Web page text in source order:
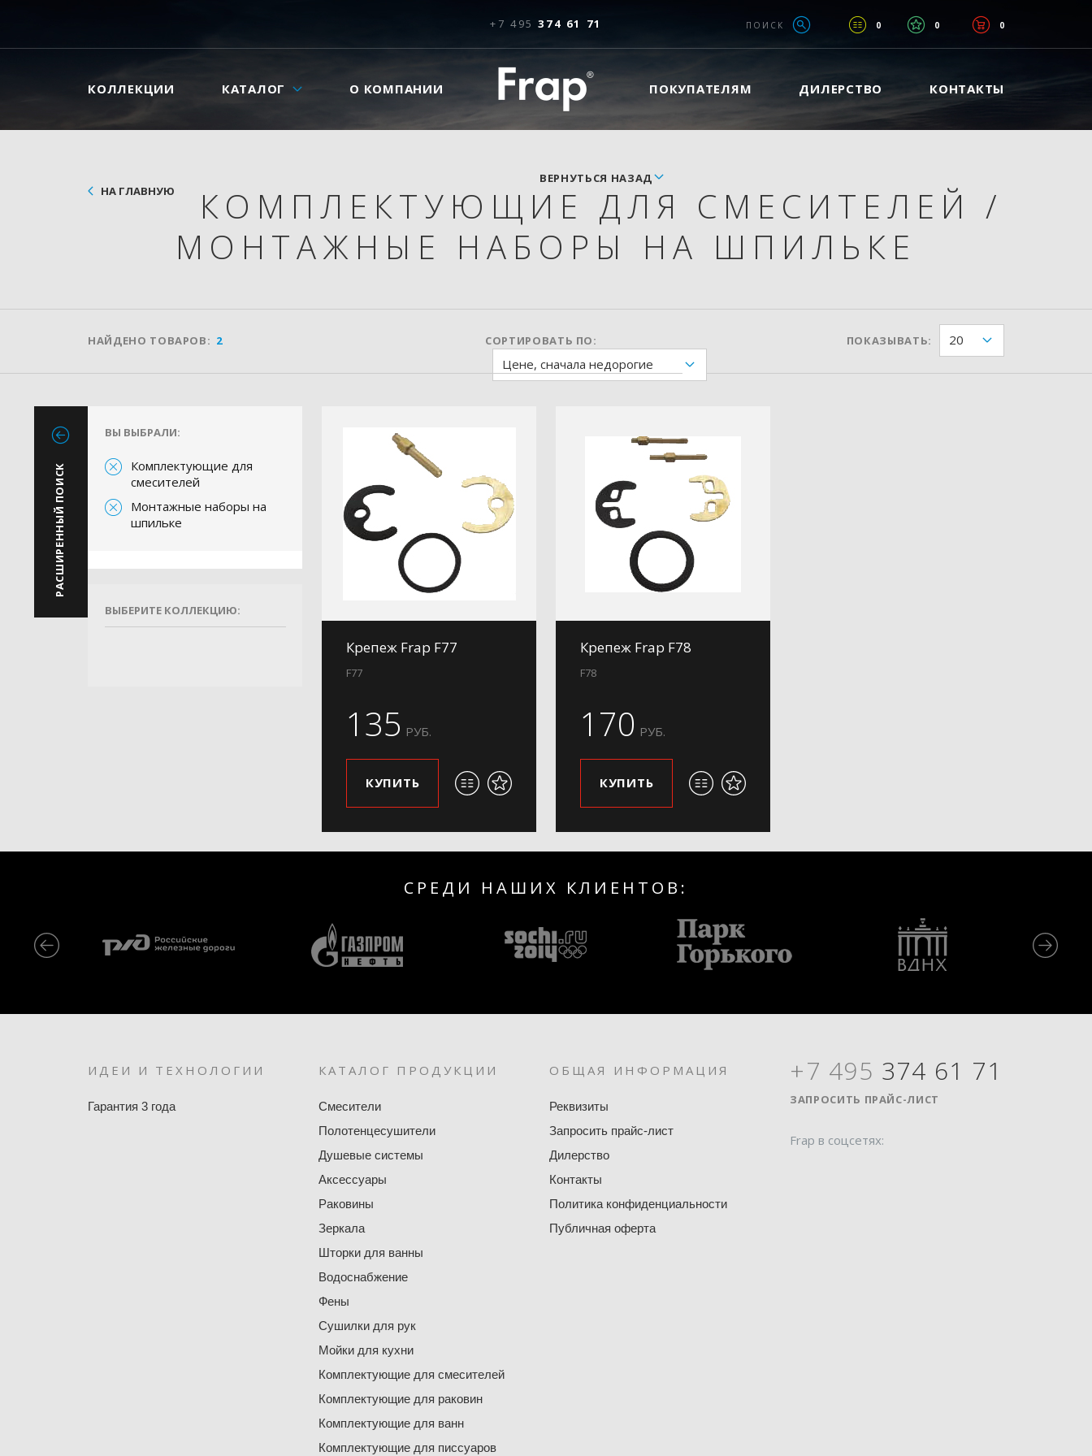
+7 495 374 61 71 0 0 0
ПОИСК
КОЛЛЕКЦИИ КАТАЛОГ О КОМПАНИИ ПОКУПАТЕЛЯМ ДИЛЕРСТВО КОНТАКТЫ
НА ГЛАВНУЮ
ВЕРНУТЬСЯ НАЗАД
КОМПЛЕКТУЮЩИЕ ДЛЯ СМЕСИТЕЛЕЙ /
МОНТАЖНЫЕ НАБОРЫ НА ШПИЛЬКЕ
НАЙДЕНО ТОВАРОВ: 2 СОРТИРОВАТЬ ПО:
Цене, сначала недорогие
ПОКАЗЫВАТЬ: 20
РАСШИРЕННЫЙ ПОИСК
ВЫ ВЫБРАЛИ:
Комплектующие для
смесителей
Монтажные наборы на
шпильке
ВЫБЕРИТЕ КОЛЛЕКЦИЮ:
Крепеж Frap F77
F77
135 РУБ.
КУПИТЬ
Крепеж Frap F78
F78
170 РУБ.
КУПИТЬ
СРЕДИ НАШИХ КЛИЕНТОВ:
ИДЕИ И ТЕХНОЛОГИИ
Гарантия 3 года
КАТАЛОГ ПРОДУКЦИИ
Смесители
Полотенцесушители
Душевые системы
Аксессуары
Раковины
Зеркала
Шторки для ванны
Водоснабжение
Фены
Сушилки для рук
Мойки для кухни
Комплектующие для смесителей
Комплектующие для раковин
Комплектующие для ванн
Комплектующие для писсуаров
ОБЩАЯ ИНФОРМАЦИЯ
Реквизиты
Запросить прайс-лист
Дилерство
Контакты
Политика конфиденциальности
Публичная оферта
+7 495 374 61 71
ЗАПРОСИТЬ ПРАЙС-ЛИСТ
Frap в соцсетях: